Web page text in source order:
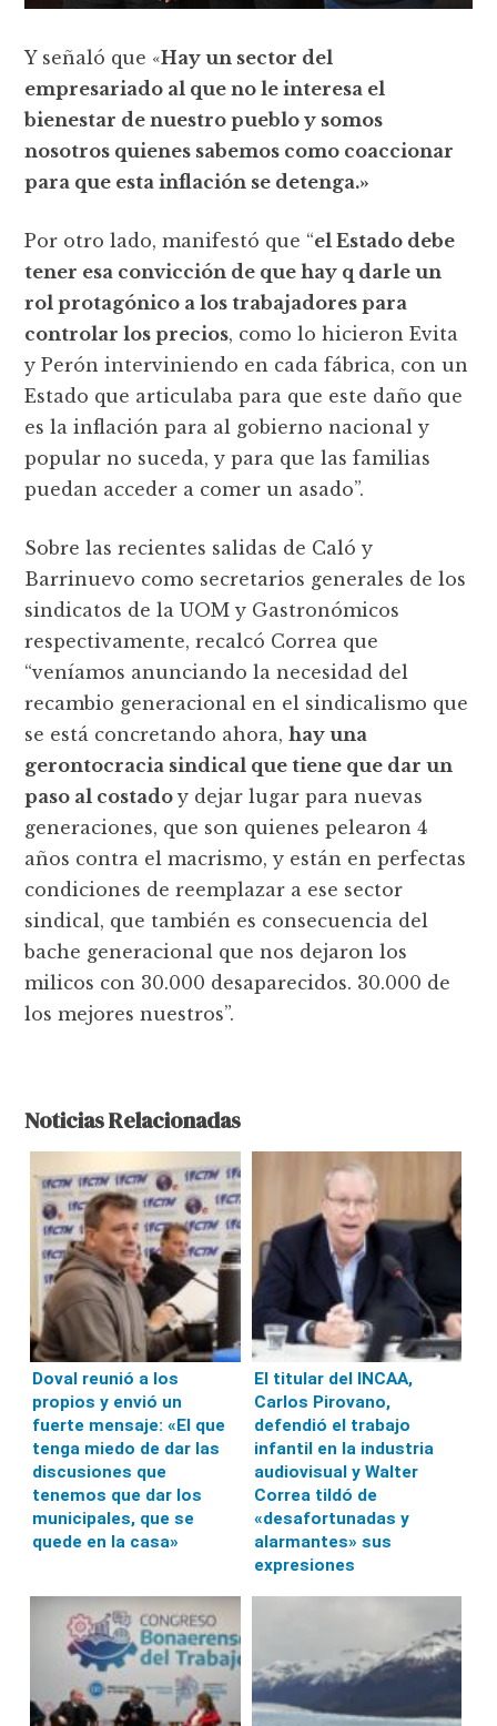
Y señaló que «Hay un sector del
empresariado al que no le interesa el
bienestar de nuestro pueblo y somos
nosotros quienes sabemos como coaccionar
para que esta inflación se detenga.»
Por otro lado, manifestó que “el Estado debe
tener esa convicción de que hay q darle un
rol protagónico a los trabajadores para
controlar los precios, como lo hicieron Evita
y Perón interviniendo en cada fábrica, con un
Estado que articulaba para que este daño que
es la inflación para al gobierno nacional y
popular no suceda, y para que las familias
puedan acceder a comer un asado”.
Sobre las recientes salidas de Caló y
Barrinuevo como secretarios generales de los
sindicatos de la UOM y Gastronómicos
respectivamente, recalcó Correa que
“veníamos anunciando la necesidad del
recambio generacional en el sindicalismo que
se está concretando ahora,hay una
gerontocracia sindical que tiene que dar un
paso al costadoy dejar lugar para nuevas
generaciones, que son quienes pelearon 4
años contra el macrismo, y están en perfectas
condiciones de reemplazar a ese sector
sindical, que también es consecuencia del
bache generacional que nos dejaron los
milicos con 30.000 desaparecidos. 30.000 de
los mejores nuestros”.
Noticias Relacionadas
Doval reunió a los
propios y envió un
fuerte mensaje: «El que
tenga miedo de dar las
discusiones que
tenemos que dar los
municipales, que se
quede en la casa»
El titular del INCAA,
Carlos Pirovano,
defendió el trabajo
infantil en la industria
audiovisual y Walter
Correa tildó de
«desafortunadas y
alarmantes» sus
expresiones